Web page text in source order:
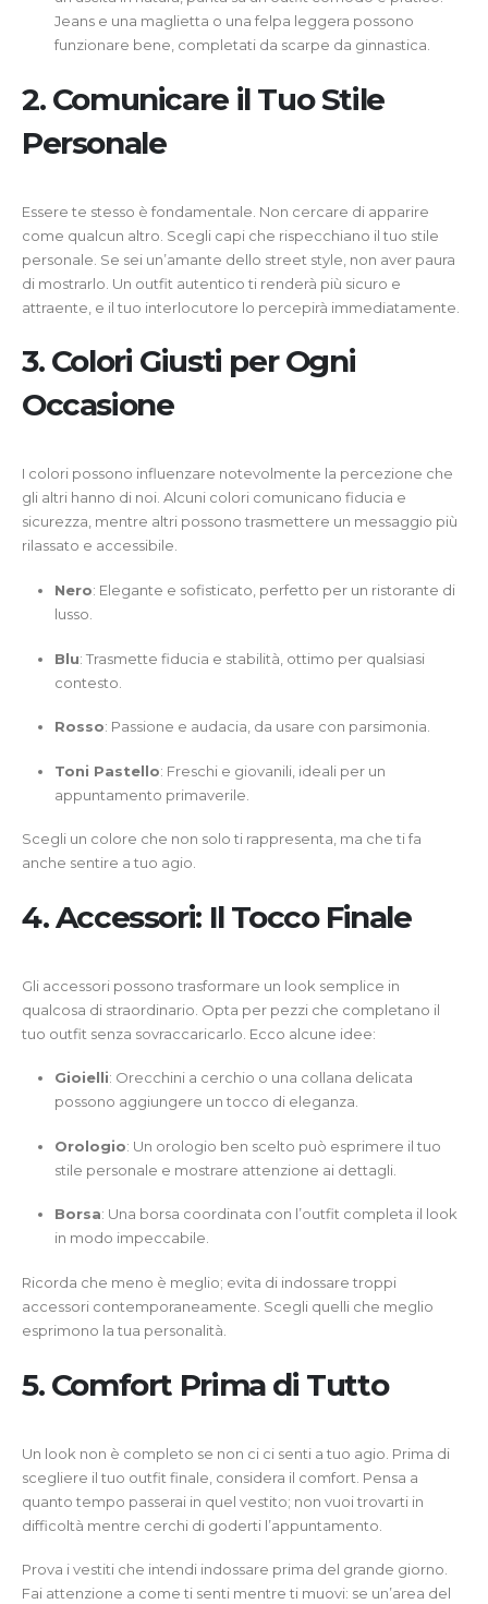
Jeans e una maglietta o una felpa leggera possono
funzionare bene, completati da scarpe da ginnastica.
2. Comunicare il Tuo Stile
Personale
Essere te stesso è fondamentale. Non cercare di apparire
come qualcun altro. Scegli capi che rispecchiano il tuo stile
personale. Se sei un’amante dello street style, non aver paura
di mostrarlo. Un outfit autentico ti renderà più sicuro e
attraente, e il tuo interlocutore lo percepirà immediatamente.
3. Colori Giusti per Ogni
Occasione
I colori possono influenzare notevolmente la percezione che
gli altri hanno di noi. Alcuni colori comunicano fiducia e
sicurezza, mentre altri possono trasmettere un messaggio più
rilassato e accessibile.
Nero: Elegante e sofisticato, perfetto per un ristorante di
lusso.
Blu: Trasmette fiducia e stabilità, ottimo per qualsiasi
contesto.
Rosso: Passione e audacia, da usare con parsimonia.
Toni Pastello: Freschi e giovanili, ideali per un
appuntamento primaverile.
Scegli un colore che non solo ti rappresenta, ma che ti fa
anche sentire a tuo agio.
4. Accessori: Il Tocco Finale
Gli accessori possono trasformare un look semplice in
qualcosa di straordinario. Opta per pezzi che completano il
tuo outfit senza sovraccaricarlo. Ecco alcune idee:
Gioielli: Orecchini a cerchio o una collana delicata
possono aggiungere un tocco di eleganza.
Orologio: Un orologio ben scelto può esprimere il tuo
stile personale e mostrare attenzione ai dettagli.
Borsa: Una borsa coordinata con l’outfit completa il look
in modo impeccabile.
Ricorda che meno è meglio; evita di indossare troppi
accessori contemporaneamente. Scegli quelli che meglio
esprimono la tua personalità.
5. Comfort Prima di Tutto
Un look non è completo se non ci ci senti a tuo agio. Prima di
scegliere il tuo outfit finale, considera il comfort. Pensa a
quanto tempo passerai in quel vestito; non vuoi trovarti in
difficoltà mentre cerchi di goderti l’appuntamento.
Prova i vestiti che intendi indossare prima del grande giorno.
Fai attenzione a come ti senti mentre ti muovi: se un’area del